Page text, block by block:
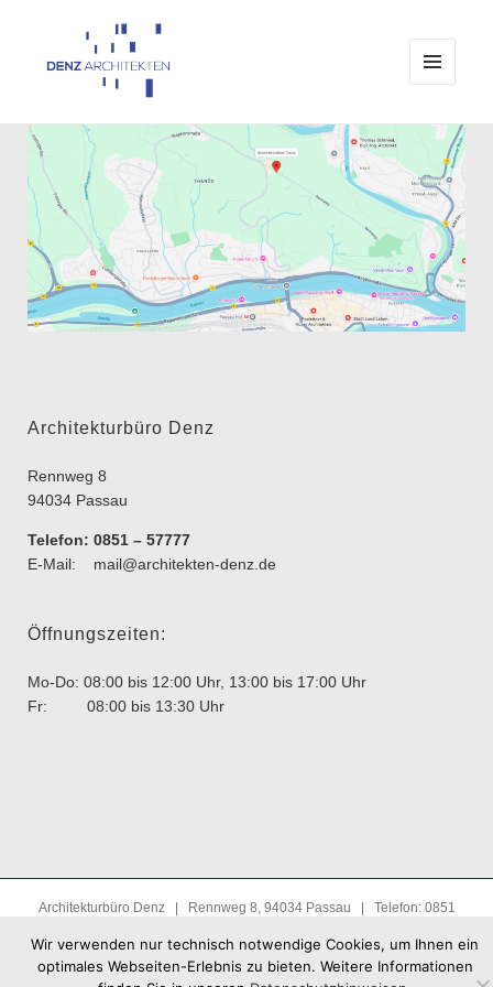
Architekturbüro Denz Passau
WIDGETS
Architekturbüro Denz
Rennweg 8
94034 Passau
Telefon: 0851 – 57777
E-Mail: mail@architekten-denz.de
Öffnungszeiten:
Mo-Do: 08:00 bis 12:00 Uhr, 13:00 bis 17:00 Uhr
Fr: 08:00 bis 13:30 Uhr
Architekturbüro Denz | Rennweg 8, 94034 Passau | Telefon: 0851
Impressum | Datenschutz
Wir verwenden nur technisch notwendige Cookies, um Ihnen ein
optimales Webseiten-Erlebnis zu bieten. Weitere Informationen